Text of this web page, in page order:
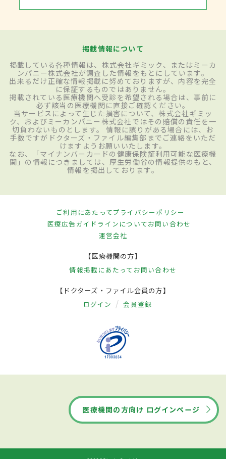
掲載情報について
掲載している各種情報は、株式会社ギミック、またはミーカ
ンパニー株式会社が調査した情報をもとにしています。
出来るだけ正確な情報掲載に努めておりますが、内容を完全
に保証するものではありません。
掲載されている医療機関へ受診を希望される場合は、事前に
必ず該当の医療機関に直接ご確認ください。
当サービスによって生じた損害について、株式会社ギミッ
ク、およびミーカンパニー株式会社ではその賠償の責任を一
切負わないものとします。 情報に誤りがある場合には、お
手数ですがドクターズ・ファイル編集部までご連絡をいただ
けますようお願いいたします。
なお、「マイナンバーカードの健康保険証利用可能な医療機
関」の情報につきましては、厚生労働省の情報提供のもと、
情報を掲出しております。
ご利用にあたってプライバシーポリシー
医療広告ガイドラインについてお問い合わせ
運営会社
【医療機関の方】
情報掲載にあたって お問い合わせ
【ドクターズ・ファイル会員の方】
ログイン 会員登録
医療機関の方向け ログインページ